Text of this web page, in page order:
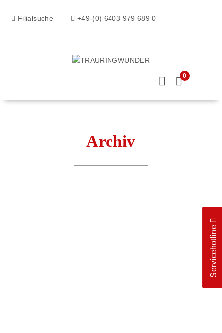
Filialsuche +49-(0) 6403 979 689 0
0
Archiv
Servicehotline